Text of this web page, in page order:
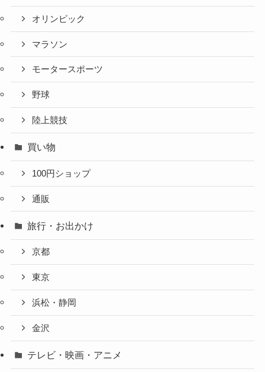
オリンピック
マラソン
モータースポーツ
野球
陸上競技
買い物
100円ショップ
通販
旅行・お出かけ
京都
東京
浜松・静岡
金沢
テレビ・映画・アニメ